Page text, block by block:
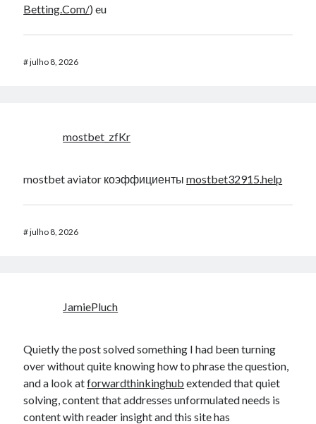
Betting.Com/) eu
#julho 8, 2026
mostbet_zfKr
mostbet aviator коэффициентыmostbet32915.help
#julho 8, 2026
JamiePluch
Quietly the post solved something I had been turning
over without quite knowing how to phrase the question,
and a look atforwardthinkinghub extended that quiet
solving, content that addresses unformulated needs is
content with reader insight and this site has